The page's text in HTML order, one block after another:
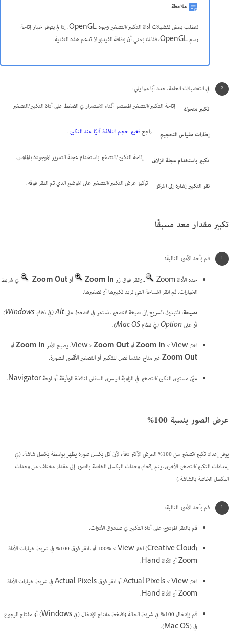
ملاحظة
تتطلب بعض تفضيلات أداة التكبير/التصغير وجود OpenGL. إذا لم يتوفر خيار إتاحة
رسم OpenGL، فذلك يعني أن بطاقة الفيديو لا تدعم هذه التقنية.
في التفضيلات العامة، حدد أيًا مما يلي:
تكبير متحرك
إتاحة التكبير/التصغير المستمر أثناء الاستمرار في الضغط على أداة التكبير/التصغير
إطارات مقياس التحجيم راجعتغيير حجم النافذة آليًا عند التكبير.
تكبير باستخدام عجلة انزلاق إتاحة التكبير/التصغير باستخدام عجلة التمرير الموجودة بالماوس.
نقر التكبير إشارة إلى المركز تركيز عرض التكبير/التصغير على الموضع الذي تم النقر فوقه.
تكبير مقدار معد مسبقًا
قم بأحد الأمور التالية:
حدد الأداة Zoom
ـ وانقر فوق زرZoom In أوZoom Out
في شريط
الخيارات. ثم انقر المساحة التي تريد تكبيرها أو تصغيرها.
نصيحة
: للتبديل السريع إلى صيغة التصغير، استمر في الضغط على Alt (في نظام Windows)
أو على Option (في نظام Mac OS).
اختر View ‏>
Zoom Inأو View >Zoom Out . يصبح الأمرZoom Inأو
Zoom Outغير متاح عندما تصل للتكبير أو التصغير الأقصى للصورة.
عيّن مستوى التكبير/التصغير في الزاوية اليسرى السفلى لنافذة الوثيقة أو لوحة Navigator.
عرض الصور بنسبة 100%
يوفر إعداد تكبير/تصغير من 100% العرض الأكثر دقة، لأن كل بكسل صورة يظهر بواسطة بكسل شاشة. (في
إعدادات التكبير/التصغير الأخرى، يتم إقحام وحدات البكسل الخاصة بالصور إلى مقدار مختلف من وحدات
البكسل الخاصة بالشاشة.)
قم بأحد الأمور التالية:
قم بالنقر المزدوج على أداة التكبير في صندوق الأدوات.
(Creative Cloud) اختر View >‏ 100% أو، انقر فوق 100% في شريط خيارات الأداة
Zoom أو الأداة Hand.
اختر View >‏ Actual Pixels أو انقر فوق Actual Pixels في شريط خيارات الأداة
Zoom أو الأداة Hand.
قم بإدخال 100% في شريط الحالة واضغط مفتاح الإدخال (في Windows) أو مفتاح الرجوع
في (Mac OS).